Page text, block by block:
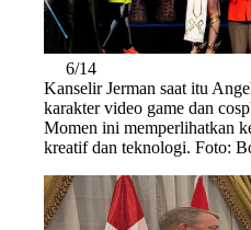
6/14
Kanselir Jerman saat itu
karakter video game dan
Momen ini memperlihatkan
kreatif dan teknologi. Foto: